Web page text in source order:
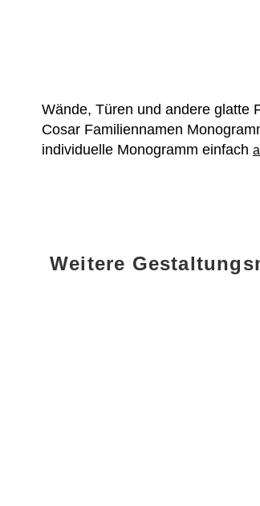
Wände, Türen und andere glatte
Cosar Familiennamen
individuelle Monogramm einfach
Weitere